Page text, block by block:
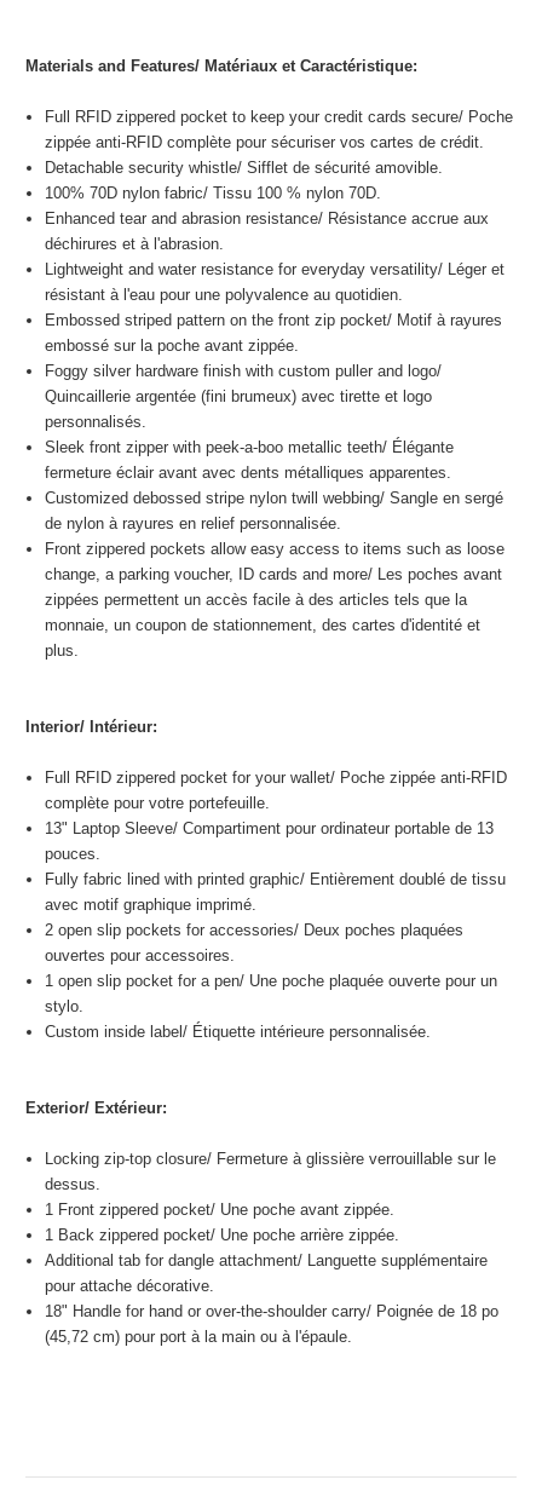
Materials and Features/ Matériaux et Caractéristique:
Full RFID zippered pocket to keep your credit cards secure/ Poche
zippée anti-RFID complète pour sécuriser vos cartes de crédit.
Detachable security whistle/Sifflet de sécurité amovible.
100% 70D nylon fabric/Tissu 100 % nylon 70D.
Enhanced tear and abrasion resistance/ Résistance accrue aux
déchirures et à l'abrasion.
Lightweight and water resistance for everyday versatility/ Léger et
résistant à l'eau pour une polyvalence au quotidien.
Embossed striped pattern on the front zip pocket/ Motif à rayures
embossé sur la poche avant zippée.
Foggy silver hardware finish with custom puller and logo/
Quincaillerie argentée (fini brumeux) avec tirette et logo
personnalisés.
Sleek front zipper with peek-a-boo metallic teeth/ Élégante
fermeture éclair avant avec dents métalliques apparentes.
Customized debossed stripe nylon twill webbing/Sangle en sergé
de nylon à rayures en relief personnalisée.
Front zippered pockets allow easy access to items such as loose
change, a parking voucher, ID cards and more/ Les poches avant
zippées permettent un accès facile à des articles tels que la
monnaie, un coupon de stationnement, des cartes d'identité et
plus.
Interior/ Intérieur:
Full RFID zippered pocket for your wallet/ Poche zippée anti-RFID
complète pour votre portefeuille.
13" Laptop Sleeve/Compartiment pour ordinateur portable de 13
pouces.
Fully fabric lined with printed graphic/ Entièrement doublé de tissu
avec motif graphique imprimé.
2 open slip pockets for accessories/ Deux poches plaquées
ouvertes pour accessoires.
1 open slip pocket for a pen/ Une poche plaquée ouverte pour un
stylo.
Custom inside label/ Étiquette intérieure personnalisée.
Exterior/ Extérieur:
Locking zip-top closure/ Fermeture à glissière verrouillable sur le
dessus.
1 Front zippered pocket/ Une poche avant zippée.
1 Back zippered pocket/ Une poche arrière zippée.
Additional tab for dangle attachment/ Languette supplémentaire
pour attache décorative.
18" Handle for hand or over-the-shoulder carry/ Poignée de 18 po
(45,72 cm) pour port à la main ou à l'épaule.